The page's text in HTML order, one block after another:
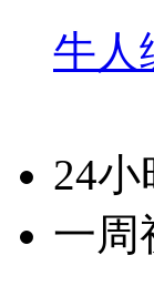
牛人
24
一周